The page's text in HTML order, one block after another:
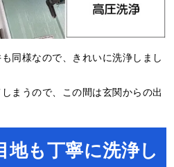
同様なので、きれいに洗浄しまし
まうので、この間は玄関からの出
も丁寧に洗浄し